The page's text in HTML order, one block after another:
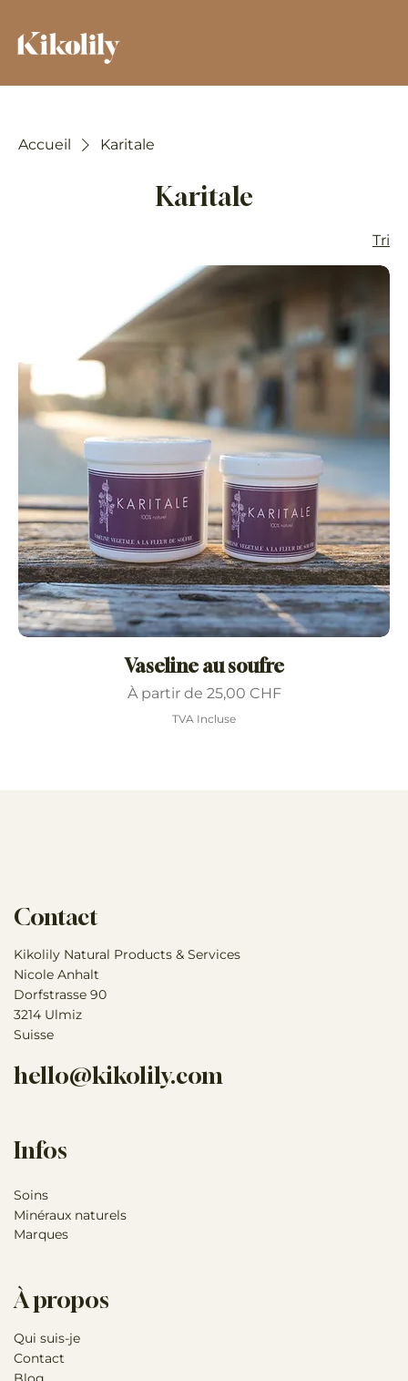
Accueil Karitale
Karitale
Tri
Vaseline au soufre
À partir de 25,00 CHF
Prix promotionnel
TVA Incluse
Contact
Kikolily Natural Products & Services
Nicole Anhalt
Dorfstrasse 90
3214 Ulmiz
Suisse
hello@kikolily.com
Infos
Soins
Minéraux naturels
Marques
À propos
Qui suis-je
Contact